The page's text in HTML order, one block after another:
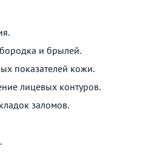
и брылей.
показателей кожи.
лицевых контуров.
заломов.